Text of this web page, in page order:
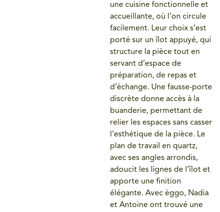
une cuisine fonctionnelle et
accueillante, où l’on circule
facilement. Leur choix s’est
porté sur un îlot appuyé, qui
structure la pièce tout en
servant d’espace de
préparation, de repas et
d’échange. Une fausse-porte
discrète donne accès à la
buanderie, permettant de
relier les espaces sans casser
l’esthétique de la pièce. Le
plan de travail en quartz,
avec ses angles arrondis,
adoucit les lignes de l’îlot et
apporte une finition
élégante. Avec èggo, Nadia
et Antoine ont trouvé une